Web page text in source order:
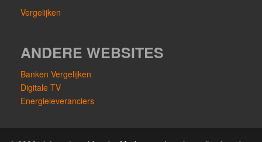
Vergelijken
ANDERE WEBSITES
Banken Vergelijken
Digitale TV
Energieleveranciers